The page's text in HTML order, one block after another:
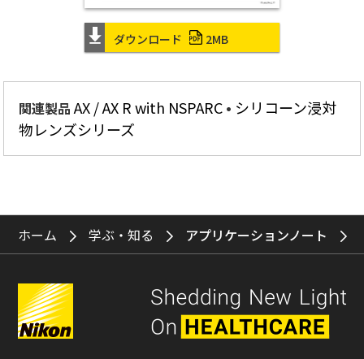
ダウンロード 2MB
関連製品 AX / AX R with NSPARC
シリコーン浸対
物レンズシリーズ
ホーム 学ぶ・知る アプリケーションノート